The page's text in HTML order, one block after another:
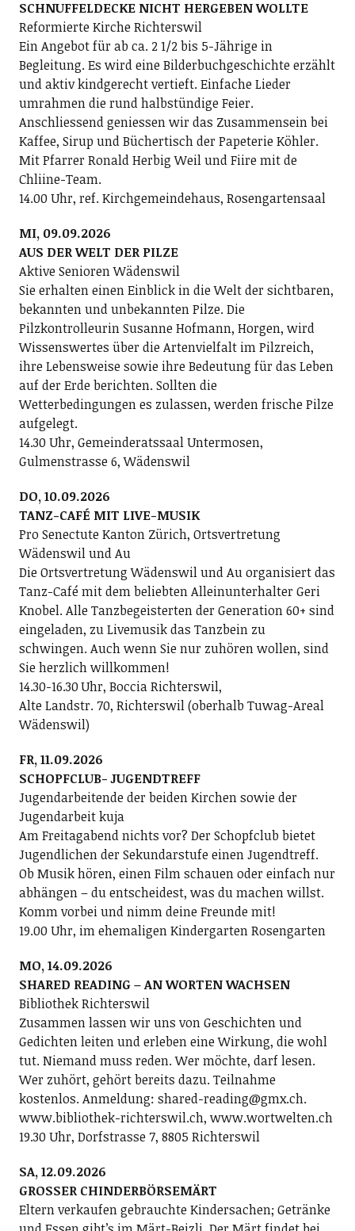
SCHNUFFELDECKE NICHT HERGEBEN WOLLTE
Reformierte Kirche Richterswil
Ein Angebot für ab ca. 2 1/2 bis 5-Jährige in
Begleitung. Es wird eine Bilderbuchgeschichte erzählt
und aktiv kindgerecht vertieft. Einfache Lieder
umrahmen die rund halbstündige Feier.
Anschliessend geniessen wir das Zusammensein bei
Kaffee, Sirup und Büchertisch der Papeterie Köhler.
Mit Pfarrer Ronald Herbig Weil und Fiire mit de
Chliine-Team.
14.00 Uhr, ref. Kirchgemeindehaus, Rosengartensaal
MI, 09.09.2026
AUS DER WELT DER PILZE
Aktive Senioren Wädenswil
Sie erhalten einen Einblick in die Welt der sichtbaren,
bekannten und unbekannten Pilze. Die
Pilzkontrolleurin Susanne Hofmann, Horgen, wird
Wissenswertes über die Artenvielfalt im Pilzreich,
ihre Lebensweise sowie ihre Bedeutung für das Leben
auf der Erde berichten. Sollten die
Wetterbedingungen es zulassen, werden frische Pilze
aufgelegt.
14.30 Uhr, Gemeinderatssaal Untermosen,
Gulmenstrasse 6, Wädenswil
DO, 10.09.2026
TANZ-CAFÉ MIT LIVE-MUSIK
Pro Senectute Kanton Zürich, Ortsvertretung
Wädenswil und Au
Die Ortsvertretung Wädenswil und Au organisiert das
Tanz-Café mit dem beliebten Alleinunterhalter Geri
Knobel. Alle Tanzbegeisterten der Generation 60+ sind
eingeladen, zu Livemusik das Tanzbein zu
schwingen. Auch wenn Sie nur zuhören wollen, sind
Sie herzlich willkommen!
14.30-16.30 Uhr, Boccia Richterswil,
Alte Landstr. 70, Richterswil (oberhalb Tuwag-Areal
Wädenswil)
FR, 11.09.2026
SCHOPFCLUB- JUGENDTREFF
Jugendarbeitende der beiden Kirchen sowie der
Jugendarbeit kuja
Am Freitagabend nichts vor? Der Schopfclub bietet
Jugendlichen der Sekundarstufe einen Jugendtreff.
Ob Musik hören, einen Film schauen oder einfach nur
abhängen – du entscheidest, was du machen willst.
Komm vorbei und nimm deine Freunde mit!
19.00 Uhr, im ehemaligen Kindergarten Rosengarten
MO, 14.09.2026
SHARED READING – AN WORTEN WACHSEN
Bibliothek Richterswil
Zusammen lassen wir uns von Geschichten und
Gedichten leiten und erleben eine Wirkung, die wohl
tut. Niemand muss reden. Wer möchte, darf lesen.
Wer zuhört, gehört bereits dazu. Teilnahme
kostenlos. Anmeldung: shared-reading@gmx.ch.
www.bibliothek-richterswil.ch, www.wortwelten.ch
19.30 Uhr, Dorfstrasse 7, 8805 Richterswil
SA, 12.09.2026
GROSSER CHINDERBÖRSEMÄRT
Eltern verkaufen gebrauchte Kindersachen; Getränke